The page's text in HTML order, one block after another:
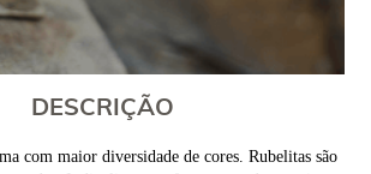
DESCRIÇÃO
com maior diversidade de cores. Rubelitas são